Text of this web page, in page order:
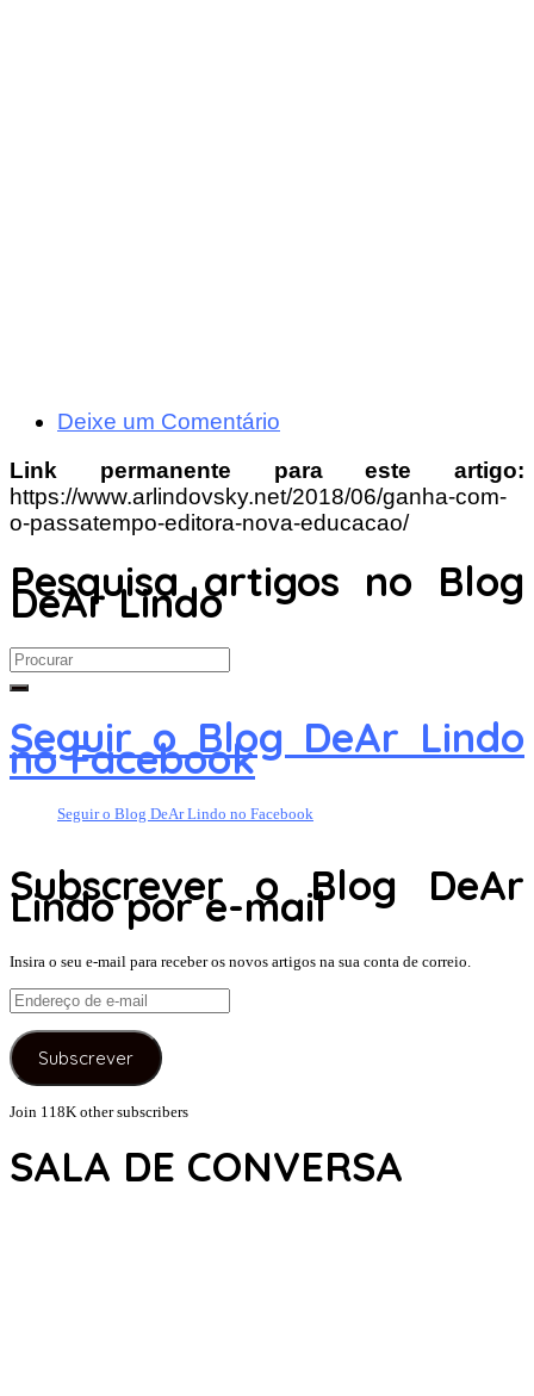
Deixe um Comentário
Link permanente para este artigo:
https://www.arlindovsky.net/2018/06/ganha-com-
o-passatempo-editora-nova-educacao/
Pesquisa artigos no Blog
DeAr Lindo
Search
for:
Seguir o Blog DeAr Lindo
no Facebook
Seguir o Blog DeAr Lindo no Facebook
Subscrever o Blog DeAr
Lindo por e-mail
Insira o seu e-mail para receber os novos artigos na sua conta de correio.
Endereço
de
e-
mail
Subscrever
Join 118K other subscribers
SALA DE CONVERSA